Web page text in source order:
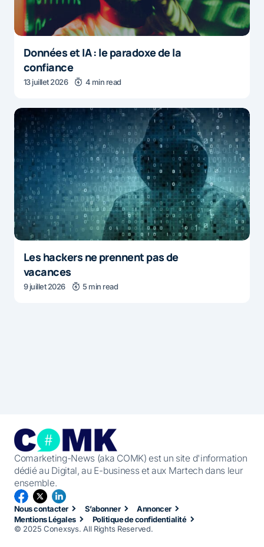
Données et IA : le paradoxe de la
confiance
13 juillet 2026 4 min read
Les hackers ne prennent pas de
vacances
9 juillet 2026 5 min read
Comarketing-News (aka COMK) est un site d'information
dédié au Digital, au E-business et aux Martech dans leur
ensemble.
Nous contacter S’abonner
Annoncer
Mentions Légales
Politique de confidentialité
© 2025 Conexsys. All Rights Reserved.